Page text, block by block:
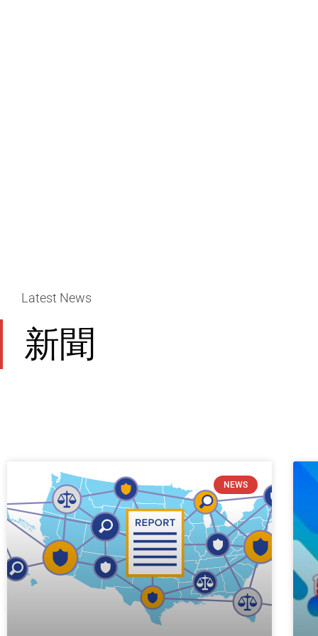
Latest News
新聞
NEWS
P
a
g
e
a
g
e
a
g
e
a
g
e
P
a
g
e
P
a
g
e
P
a
g
e
a
g
a
g
e
P